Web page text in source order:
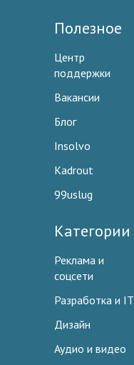
Полезное
Центр
поддержки
Вакансии
Блог
Insolvo
Kadrout
99uslug
Категории
Реклама и
соцсети
Разработка и IT
Дизайн
Аудио и видео